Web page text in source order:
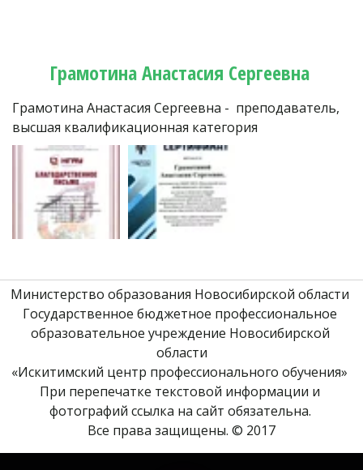
Грамотина Анастасия Сергеевна
Грамотина Анастасия Сергеевна -  преподаватель,
высшая квалификационная категория
Министерство образования Новосибирской области
Государственное бюджетное профессиональное
образовательное учреждение Новосибирской
области
«Искитимский центр профессионального обучения»
При перепечатке текстовой информации и
фотографий ссылка на сайт обязательна.
Все права защищены. © 2017